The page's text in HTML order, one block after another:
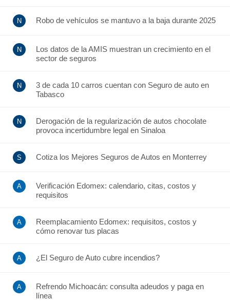
Robo de vehículos se mantuvo a la baja durante 2025
Los datos de la AMIS muestran un crecimiento en el
sector de seguros
3 de cada 10 carros cuentan con Seguro de auto en
Tabasco
Derogación de la regularización de autos chocolate
provoca incertidumbre legal en Sinaloa
Cotiza los Mejores Seguros de Autos en Monterrey
Verificación Edomex: calendario, citas, costos y
requisitos
Reemplacamiento Edomex: requisitos, costos y
cómo renovar tus placas
¿El Seguro de Auto cubre incendios?
Refrendo Michoacán: consulta adeudos y paga en
línea